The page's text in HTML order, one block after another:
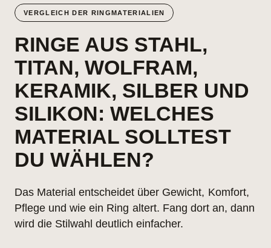
VERGLEICH DER RINGMATERIALIEN
RINGE AUS STAHL,
TITAN, WOLFRAM,
KERAMIK, SILBER UND
SILIKON: WELCHES
MATERIAL SOLLTEST
DU WÄHLEN?
Das Material entscheidet über Gewicht, Komfort,
Pflege und wie ein Ring altert. Fang dort an, dann
wird die Stilwahl deutlich einfacher.